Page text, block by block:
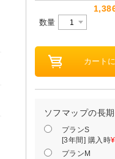
数量
ソフマップの長
プランS
[3年間] 購入時
プランM